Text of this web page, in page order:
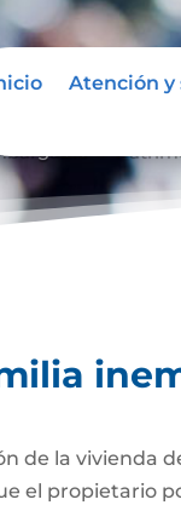
Atención y
de la
el propietario